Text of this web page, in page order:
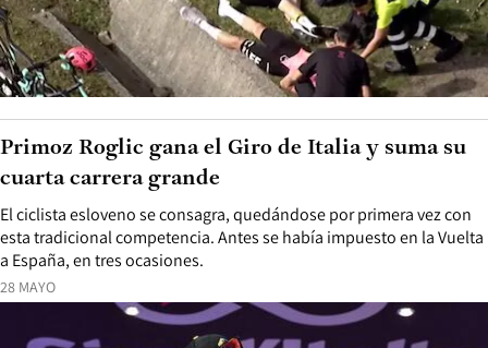
28 MAYO
El ciclista esloveno se consagra, quedándose por primera vez con
esta tradicional competencia. Antes se había impuesto en la Vuelta
a España, en tres ocasiones.
Primoz Roglic gana el Giro de Italia y suma su
cuarta carrera grande